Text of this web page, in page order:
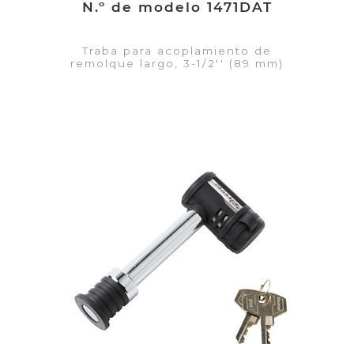
N.º de modelo 1471DAT
Traba para acoplamiento de
remolque largo, 3-1/2'' (89 mm)
VER DETALLES
Añadir a la lista de cotización